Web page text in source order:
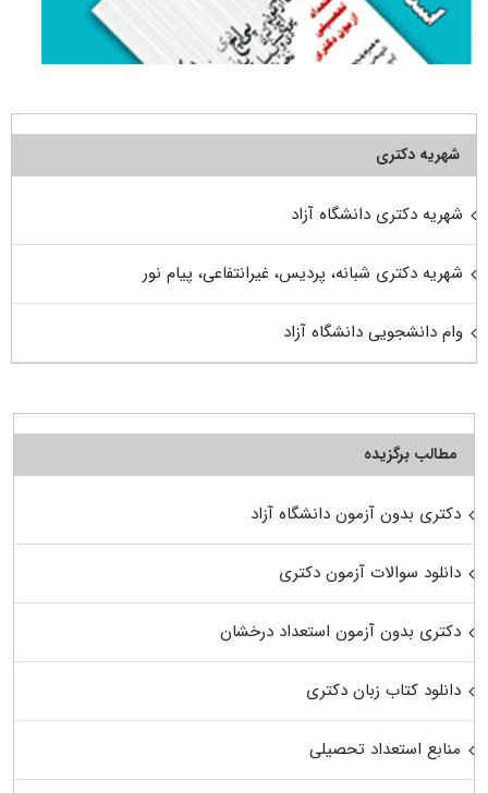
شهریه دکتری
شهریه دکتری دانشگاه آزاد
شهریه دکتری شبانه، پردیس، غیرانتفاعی، پیام نور
وام دانشجویی دانشگاه آزاد
مطالب برگزیده
دکتری بدون آزمون دانشگاه آزاد
دانلود سوالات آزمون دکتری
دکتری بدون آزمون استعداد درخشان
دانلود کتاب زبان دکتری
منابع استعداد تحصیلی